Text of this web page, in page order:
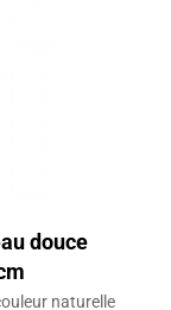
douce
naturelle